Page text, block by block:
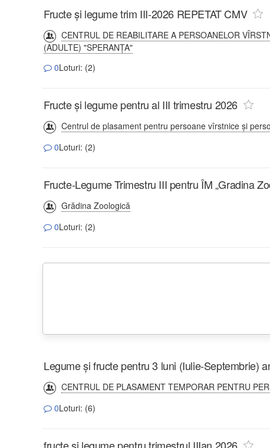
Fructe și legume trim III-2026 REPETAT CMV
CENTRUL DE REABILITARE A PERSOANELOR
(ADULTE) "SPERANȚA"
0Loturi: (2)
Fructe și legume pentru al III trimestru 2026
Centrul de plasament pentru persoane vîrstnice și
0Loturi: (2)
Fructe-Legume Trimestru III pentru ÎM „Gradina
Grădina Zoologică
0Loturi: (2)
Legume și fructe pentru 3 luni (Iulie-Septembrie)
CENTRUL DE PLASAMENT TEMPORAR PENTRU
0Loturi: (6)
fructe si legume pentru trimestrul IIIan.2026